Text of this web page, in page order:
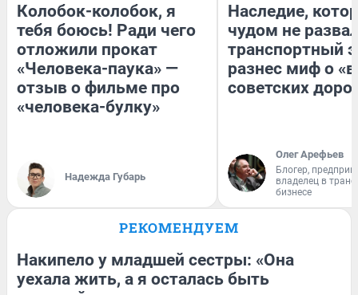
Колобок-колобок, я
тебя боюсь! Ради чего
отложили прокат
«Человека-паука» —
отзыв о фильме про
«человека-булку»
Надежда Губарь
Наследие,
чудом не
транспортный
разнес миф о
советских
Олег Арефьев
Блогер,
владелец в
бизнесе
РЕКОМЕНДУЕМ
Накипело у младшей сестры: «Она
уехала жить, а я осталась быть